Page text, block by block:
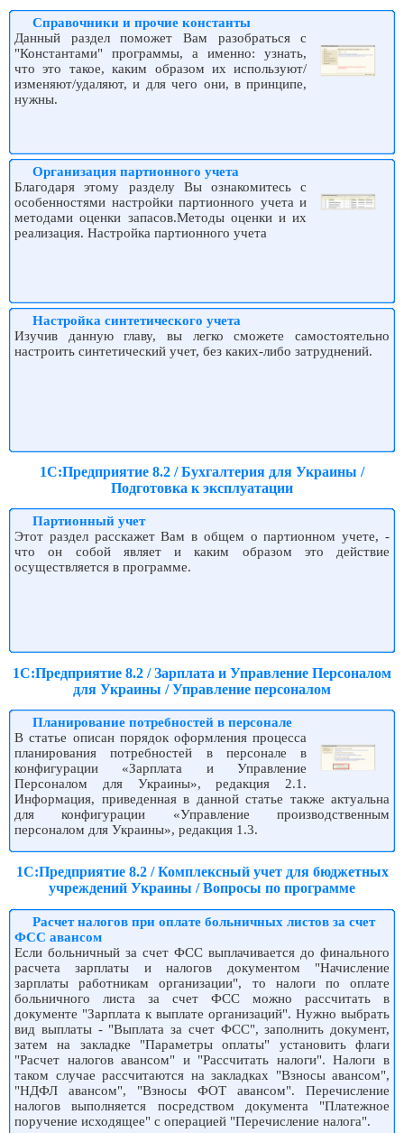
Справочники и прочие константы
Данный раздел поможет Вам разобраться с
"Константами" программы, а именно: узнать,
что это такое, каким образом их используют/
изменяют/удаляют, и для чего они, в принципе,
нужны.
Организация партионного учета
Благодаря этому разделу Вы ознакомитесь с
особенностями настройки партионного учета и
методами оценки запасов.Методы оценки и их
реализация. Настройка партионного учета
Настройка синтетического учета
Изучив данную главу, вы легко сможете самостоятельно
настроить синтетический учет, без каких-либо затруднений.
1С:Предприятие 8.2 / Бухгалтерия для Украины /
Подготовка к эксплуатации
Партионный учет
Этот раздел расскажет Вам в общем о партионном учете, -
что он собой являет и каким образом это действие
осуществляется в программе.
1С:Предприятие 8.2 / Зарплата и Управление Персоналом
для Украины / Управление персоналом
Планирование потребностей в персонале
В статье описан порядок оформления процесса
планирования потребностей в персонале в
конфигурации «Зарплата и Управление
Персоналом для Украины», редакция 2.1.
Информация, приведенная в данной статье также актуальна
для конфигурации «Управление производственным
персоналом для Украины», редакция 1.3.
1С:Предприятие 8.2 / Комплексный учет для бюджетных
учреждений Украины / Вопросы по программе
Расчет налогов при оплате больничных листов за счет
ФСС авансом
Если больничный за счет ФСС выплачивается до финального
расчета зарплаты и налогов документом "Начисление
зарплаты работникам организации", то налоги по оплате
больничного листа за счет ФСС можно рассчитать в
документе "Зарплата к выплате организаций". Нужно выбрать
вид выплаты - "Выплата за счет ФСС", заполнить документ,
затем на закладке "Параметры оплаты" установить флаги
"Расчет налогов авансом" и "Рассчитать налоги". Налоги в
таком случае рассчитаются на закладках "Взносы авансом",
"НДФЛ авансом", "Взносы ФОТ авансом". Перечисление
налогов выполняется посредством документа "Платежное
поручение исходящее" с операцией "Перечисление налога".